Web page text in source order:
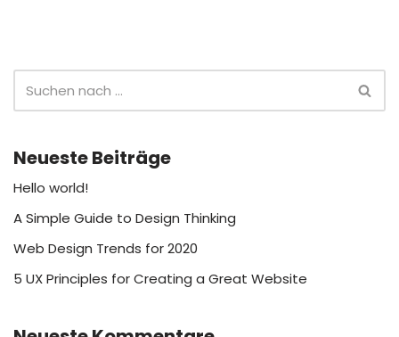
Neueste Beiträge
Hello world!
A Simple Guide to Design Thinking
Web Design Trends for 2020
5 UX Principles for Creating a Great Website